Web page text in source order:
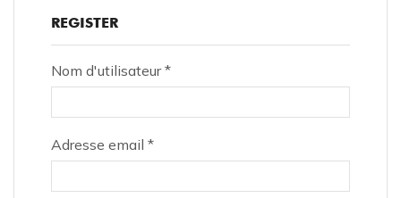
REGISTER
Nom d'utilisateur*
Adresse email*